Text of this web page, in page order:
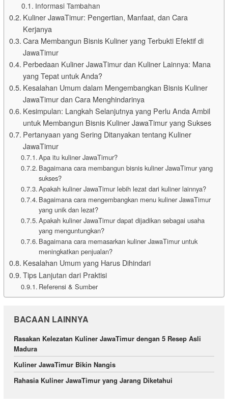
Informasi Tambahan
Kuliner JawaTimur: Pengertian, Manfaat, dan Cara
Kerjanya
Cara Membangun Bisnis Kuliner yang Terbukti Efektif di
JawaTimur
Perbedaan Kuliner JawaTimur dan Kuliner Lainnya: Mana
yang Tepat untuk Anda?
Kesalahan Umum dalam Mengembangkan Bisnis Kuliner
JawaTimur dan Cara Menghindarinya
Kesimpulan: Langkah Selanjutnya yang Perlu Anda Ambil
untuk Membangun Bisnis Kuliner JawaTimur yang Sukses
Pertanyaan yang Sering Ditanyakan tentang Kuliner
JawaTimur
Apa itu kuliner JawaTimur?
Bagaimana cara membangun bisnis kuliner JawaTimur yang
sukses?
Apakah kuliner JawaTimur lebih lezat dari kuliner lainnya?
Bagaimana cara mengembangkan menu kuliner JawaTimur
yang unik dan lezat?
Apakah kuliner JawaTimur dapat dijadikan sebagai usaha
yang menguntungkan?
Bagaimana cara memasarkan kuliner JawaTimur untuk
meningkatkan penjualan?
Kesalahan Umum yang Harus Dihindari
Tips Lanjutan dari Praktisi
Referensi & Sumber
BACAAN LAINNYA
Rasakan Kelezatan Kuliner JawaTimur dengan 5 Resep Asli
Madura
Kuliner JawaTimur Bikin Nangis
Rahasia Kuliner JawaTimur yang Jarang Diketahui